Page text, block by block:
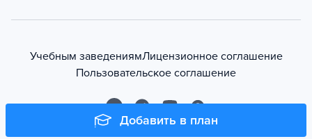
Добавить в план
Учебным заведениямЛицензионное соглашение
Пользовательское соглашение